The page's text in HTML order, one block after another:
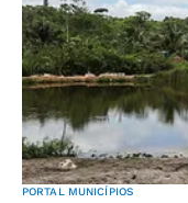
PORTAL MUNICÍPIOS